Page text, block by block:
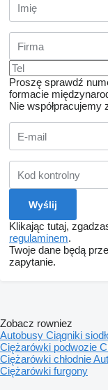
Proszę sprawdź
formacie
Nie współpracujemy
Klikając tutaj,
regulaminem.
Twoje dane będą
zapytanie.
Zobacz rowniez
Autobusy Ciągniki
Ciężarówki podwozie
Ciężarówki chłodnie
Ciężarówki furgony